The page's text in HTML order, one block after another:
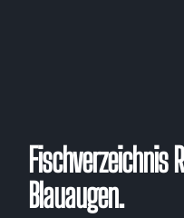
Fischverzeichnis
Blauaugen.